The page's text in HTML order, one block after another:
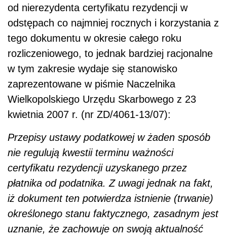
od nierezydenta certyfikatu rezydencji w
odstępach co najmniej rocznych i korzystania z
tego dokumentu w okresie całego roku
rozliczeniowego, to jednak bardziej racjonalne
w tym zakresie wydaje się stanowisko
zaprezentowane w piśmie Naczelnika
Wielkopolskiego Urzędu Skarbowego z 23
kwietnia 2007 r. (nr ZD/4061-13/07):
Przepisy ustawy podatkowej w żaden sposób
nie regulują kwestii terminu ważności
certyfikatu rezydencji uzyskanego przez
płatnika od podatnika. Z uwagi jednak na fakt,
iż dokument ten potwierdza istnienie (trwanie)
określonego stanu faktycznego, zasadnym jest
uznanie, że zachowuje on swoją aktualność